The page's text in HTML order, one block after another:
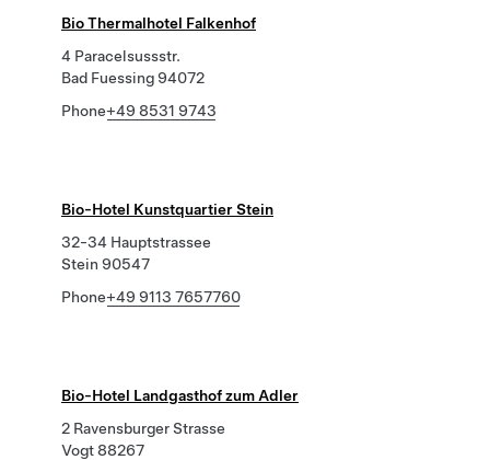
Bio Thermalhotel Falkenhof
4 Paracelsussstr.
Bad Fuessing 94072
Phone+49 8531 9743
Bio-Hotel Kunstquartier Stein
32-34 Hauptstrassee
Stein 90547
Phone+49 9113 7657760
Bio-Hotel Landgasthof zum Adler
2 Ravensburger Strasse
Vogt 88267